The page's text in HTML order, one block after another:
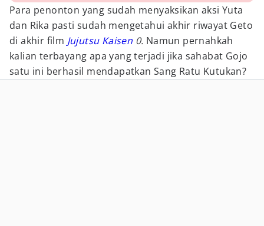
Para penonton yang sudah menyaksikan aksi Yuta
dan Rika pasti sudah mengetahui akhir riwayat Geto
di akhir film Jujutsu Kaisen 0. Namun pernahkah
kalian terbayang apa yang terjadi jika sahabat Gojo
satu ini berhasil mendapatkan Sang Ratu Kutukan?